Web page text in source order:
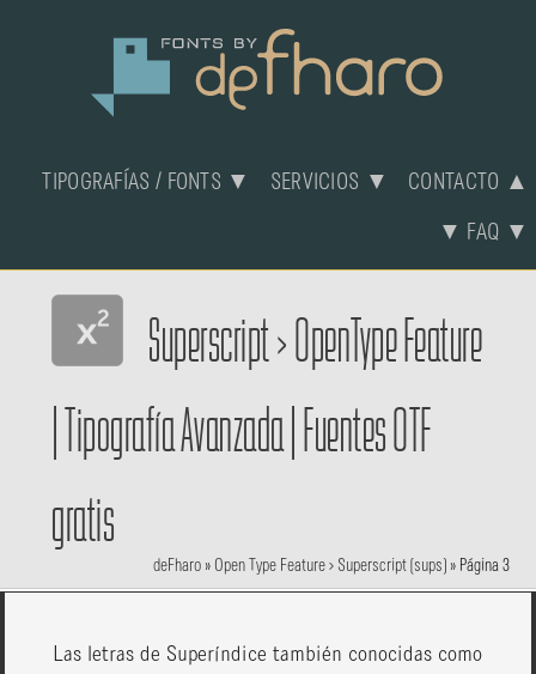
TIPOGRAFÍAS / FONTS ▼ SERVICIOS ▼ CONTACTO ▲
▼ FAQ ▼
Superscript>OpenType Feature
|Tipografía Avanzada Fuentes OTF
gratis
deFharo» Open Type Feature > Superscript (sups) » Página 3
Las letras de Superíndice también conocidas como